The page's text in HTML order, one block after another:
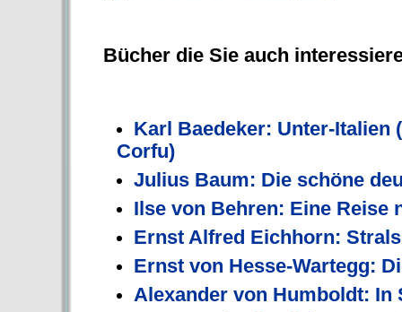
Bücher die Sie auch
Karl Baedeker: Unter-Italien
Corfu)
Julius Baum: Die schöne
Ilse von Behren: Eine Reise
Ernst Alfred Eichhorn:
Ernst von Hesse-Wartegg:
Alexander von Humboldt: In